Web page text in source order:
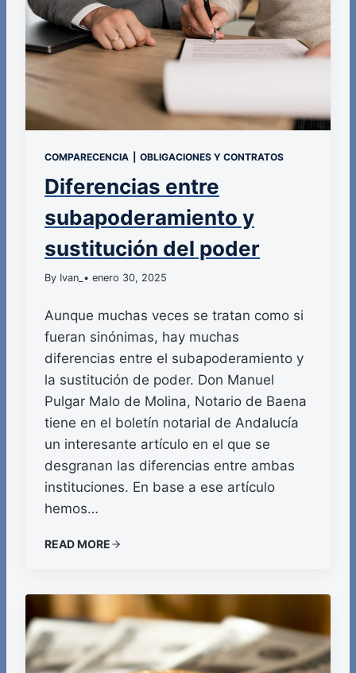
COMPARECENCIA OBLIGACIONES Y CONTRATOS
Diferencias entre
subapoderamiento y
sustitución del poder
By Ivan_ • enero 30, 2025
Aunque muchas veces se tratan como si
fueran sinónimas, hay muchas
diferencias entre el subapoderamiento y
la sustitución de poder. Don Manuel
Pulgar Malo de Molina, Notario de Baena
tiene en el boletín notarial de Andalucía
un interesante artículo en el que se
desgranan las diferencias entre ambas
instituciones. En base a ese artículo
hemos…
READ MORE